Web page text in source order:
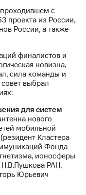
с
проекта из России,
России, а также
финалистов и
новизна,
сила команды и
выбрал
для систем
нового
мобильной
Кластера
Фонда
ионосферы
РАН,
Юрьевич